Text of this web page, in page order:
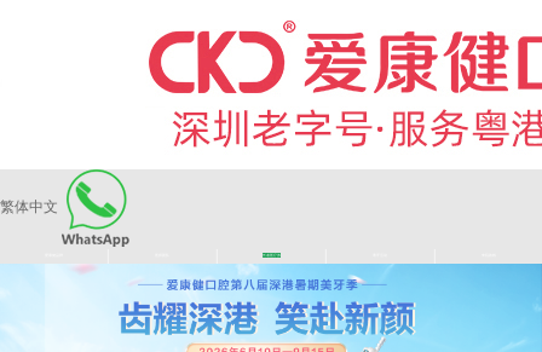
繁体中文
长者医疗券